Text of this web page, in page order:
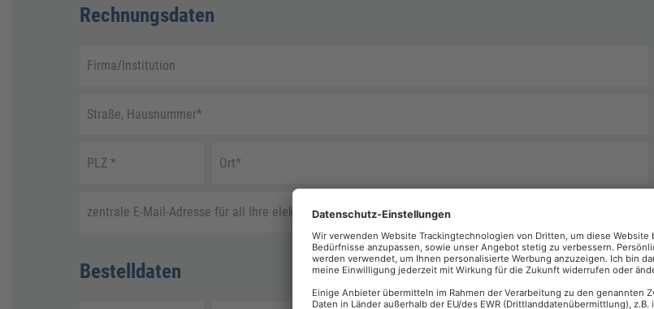
Rechnungsdaten
Firma/Institution
Straße, Hausnummer*
PLZ * Ort*
zentrale E-Mail-Adresse für all Ihre elektronische Rechnungen
Bestelldaten